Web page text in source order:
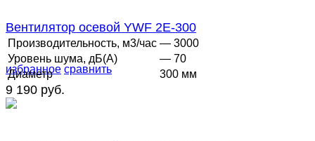
избранное сравнить
Вентилятор осевой YWF 2E-300
Производительность, м3/час — 3000
Уровень шума, дБ(А)
— 70
Диаметр
300 мм
9 190 руб.